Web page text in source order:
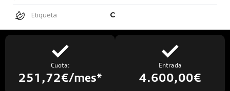
Etiqueta C
Cuota:
251,72€/mes*
Entrada
4.600,00€